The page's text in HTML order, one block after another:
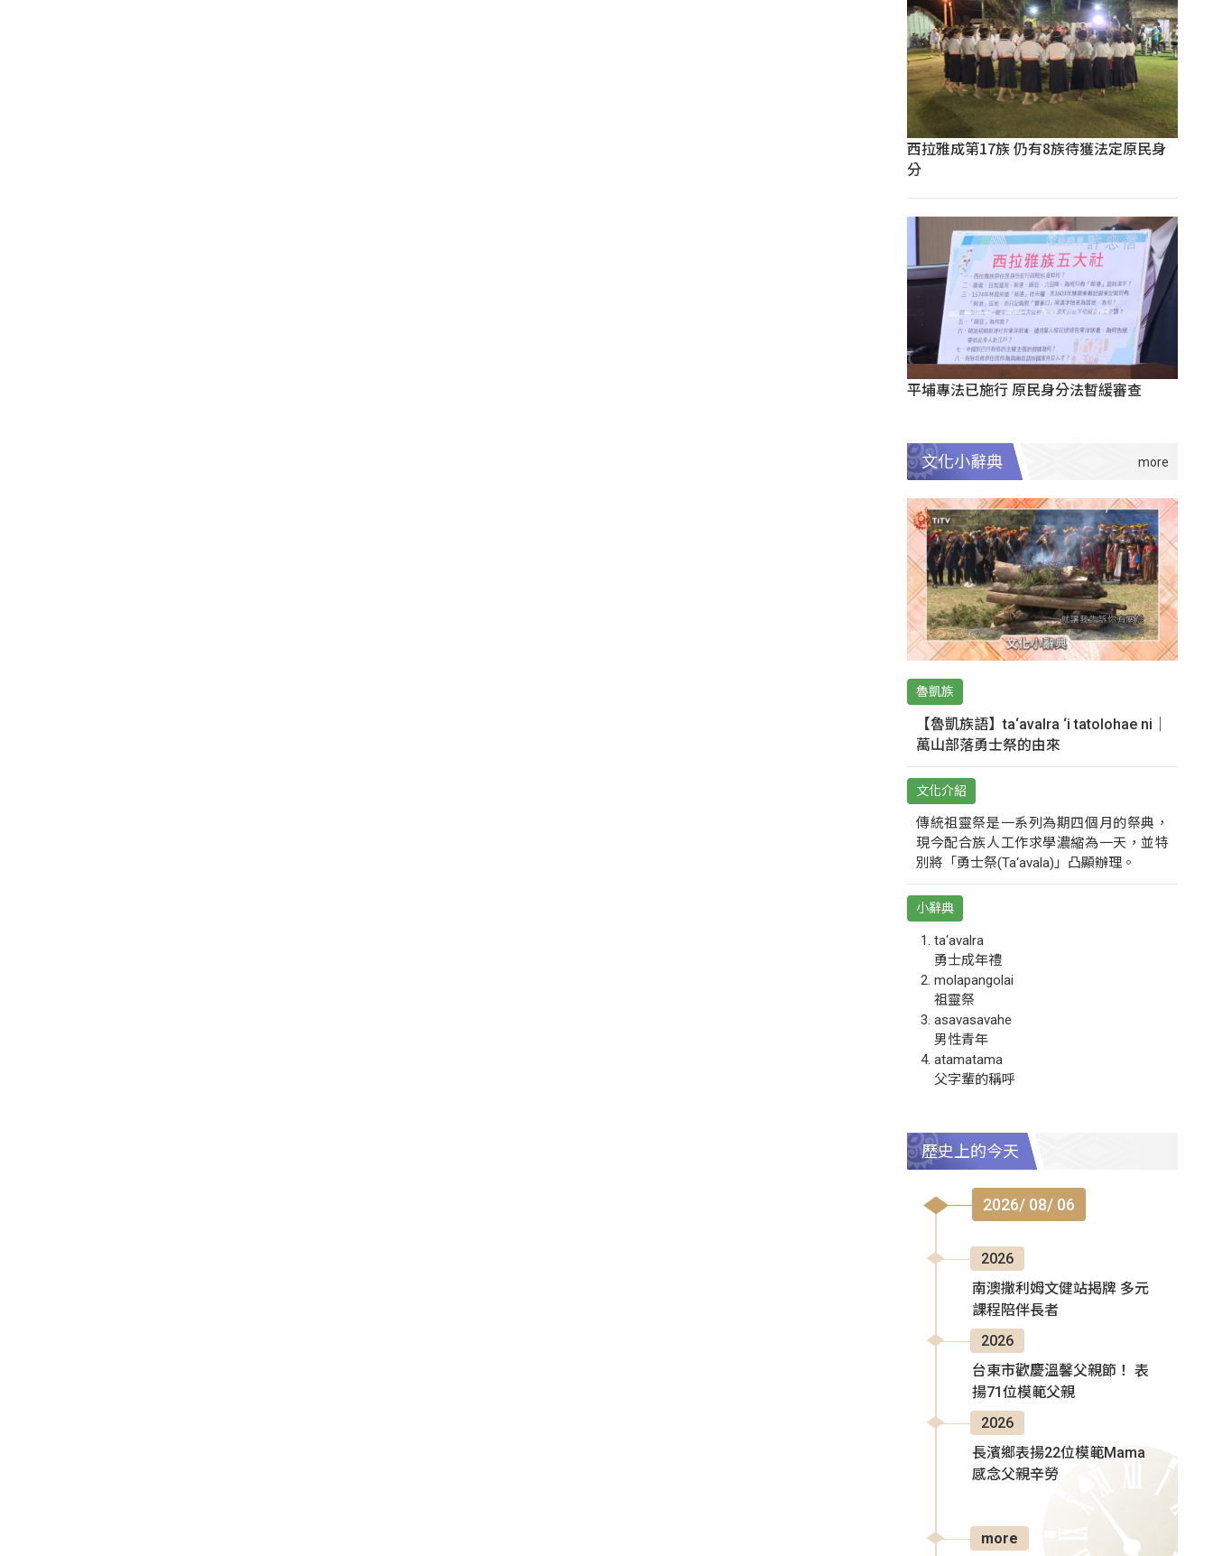
西拉雅成第17族 仍有8族待獲法定原民身
分
平埔專法已施行 原民身分法暫緩審查
文化小辭典
魯凱族
【魯凱族語】ta‘avalra ‘i tatolohae ni｜
萬山部落勇士祭的由來
文化介紹
傳統祖靈祭是一系列為期四個月的祭典，
現今配合族人工作求學濃縮為一天，並特
別將「勇士祭(Ta‘avala)」凸顯辦理。
小辭典
ta‘avalra
勇士成年禮
molapangolai
祖靈祭
asavasavahe
男性青年
atamatama
父字輩的稱呼
歷史上的今天
2026/ 08/ 06
2026
南澳撒利姆文健站揭牌 多元
課程陪伴長者
2026
台東市歡慶溫馨父親節！ 表
揚71位模範父親
2026
長濱鄉表揚22位模範Mama
感念父親辛勞
more